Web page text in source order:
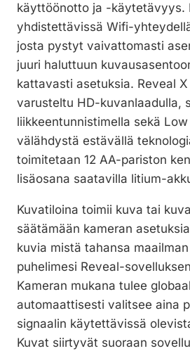
käyttöönotto ja -käytetävyys.
yhdistettävissä Wifi-
josta pystyt vaivattomasti
juuri haluttuun
kattavasti asetuksia. Reveal
varusteltu HD-kuvanlaadulla,
liikkeentunnistimella sekä
välähdystä estävällä
toimitetaan 12 AA-pariston
lisäosana saatavilla litium-
Kuvatiloina toimii kuva tai
säätämään kameran
kuvia mistä tahansa
puhelimesi Reveal-
Kameran mukana tulee
automaattisesti valitsee aina
signaalin käytettävissä
Kuvat siirtyvät suoraan